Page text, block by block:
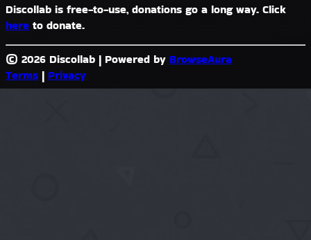
Discollab is free-to-use, donations go a long way. Click
here to donate.
© 2026 Discollab | Powered by BrowseAura
Terms | Privacy